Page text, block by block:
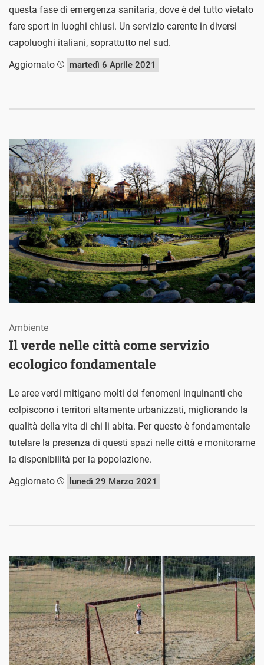
questa fase di emergenza sanitaria, dove è del tutto vietato
fare sport in luoghi chiusi. Un servizio carente in diversi
capoluoghi italiani, soprattutto nel sud.
Aggiornato
martedì 6 Aprile 2021
Il verde nelle città come servizio
ecologico fondamentale
Ambiente
Le aree verdi mitigano molti dei fenomeni inquinanti che
colpiscono i territori altamente urbanizzati, migliorando la
qualità della vita di chi li abita. Per questo è fondamentale
tutelare la presenza di questi spazi nelle città e monitorarne
la disponibilità per la popolazione.
Aggiornato
lunedì 29 Marzo 2021